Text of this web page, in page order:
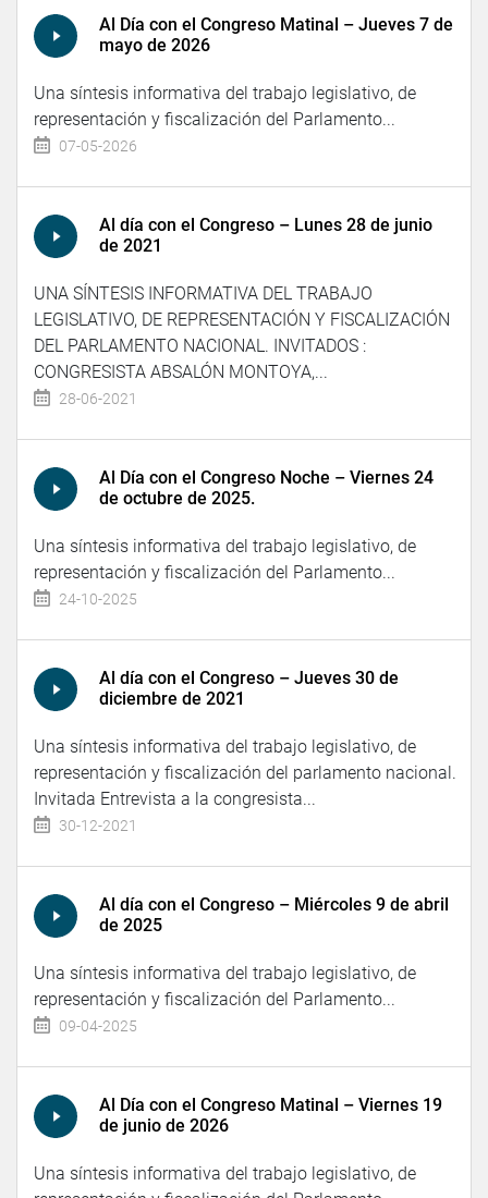
Al Día con el Congreso Matinal – Jueves 7 de
mayo de 2026
Una síntesis informativa del trabajo legislativo, de
representación y fiscalización del Parlamento...
07-05-2026
Al día con el Congreso – Lunes 28 de junio
de 2021
UNA SÍNTESIS INFORMATIVA DEL TRABAJO
LEGISLATIVO, DE REPRESENTACIÓN Y FISCALIZACIÓN
DEL PARLAMENTO NACIONAL. INVITADOS :
CONGRESISTA ABSALÓN MONTOYA,...
28-06-2021
Al Día con el Congreso Noche – Viernes 24
de octubre de 2025.
Una síntesis informativa del trabajo legislativo, de
representación y fiscalización del Parlamento...
24-10-2025
Al día con el Congreso – Jueves 30 de
diciembre de 2021
Una síntesis informativa del trabajo legislativo, de
representación y fiscalización del parlamento nacional.
Invitada Entrevista a la congresista...
30-12-2021
Al día con el Congreso – Miércoles 9 de abril
de 2025
Una síntesis informativa del trabajo legislativo, de
representación y fiscalización del Parlamento...
09-04-2025
Al Día con el Congreso Matinal – Viernes 19
de junio de 2026
Una síntesis informativa del trabajo legislativo, de